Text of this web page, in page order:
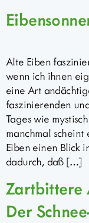
Alte Eiben
wenn ich ihnen
eine Art
faszinierenden
Tages wie
manchmal scheint
Eiben einen Blick
dadurch, daß […]
Zartbittere
Der